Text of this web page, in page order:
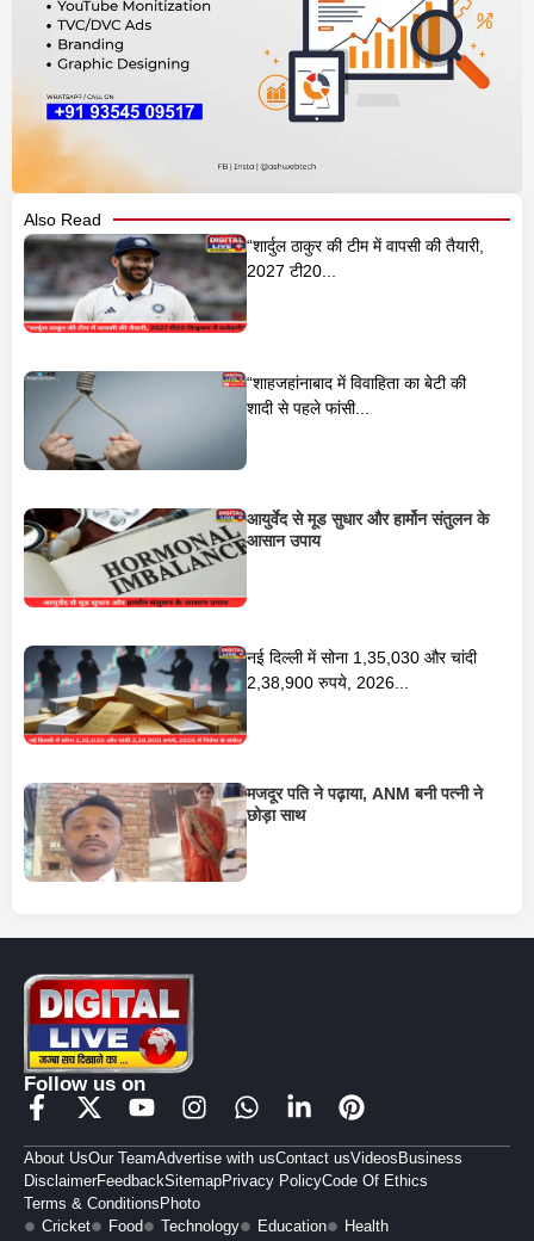
Also Read
“शार्दुल ठाकुर की टीम में वापसी की तैयारी,
2027 टी20...
“शाहजहांनाबाद में विवाहिता का बेटी की
शादी से पहले फांसी...
आयुर्वेद से मूड सुधार और हार्मोन संतुलन के
आसान उपाय
नई दिल्ली में सोना 1,35,030 और चांदी
2,38,900 रुपये, 2026...
मजदूर पति ने पढ़ाया, ANM बनी पत्नी ने
छोड़ा साथ
Follow us on
About UsOur TeamAdvertise with usContact usVideos Business
DisclaimerFeedbackSitemapPrivacy PolicyCode Of Ethics
Terms & Conditions Photo
Cricket
Food Technology Education Health